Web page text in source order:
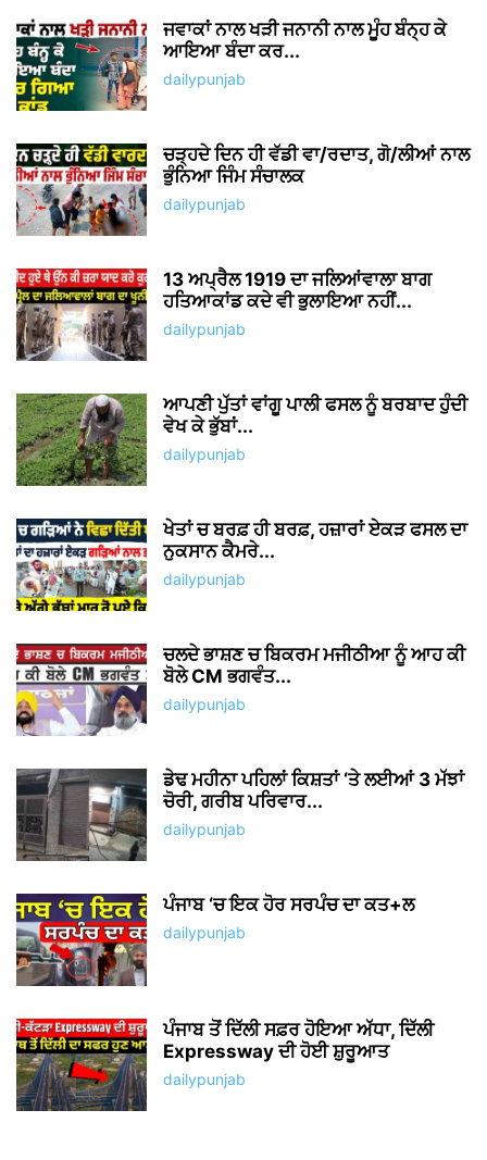
ਜਵਾਕਾਂ ਨਾਲ ਖੜੀ ਜਨਾਨੀ ਨਾਲ ਮੂੰਹ ਬੰਨ੍ਹ ਕੇ
ਆਇਆ ਬੰਦਾ ਕਰ...
dailypunjab
ਚੜ੍ਹਦੇ ਦਿਨ ਹੀ ਵੱਡੀ ਵਾ/ਰਦਾਤ, ਗੋ/ਲੀਆਂ ਨਾਲ
ਭੁੰਨਿਆ ਜਿੰਮ ਸੰਚਾਲਕ
dailypunjab
13 ਅਪ੍ਰੈਲ 1919 ਦਾ ਜਲਿਆਂਵਾਲਾ ਬਾਗ
ਹਤਿਆਕਾਂਡ ਕਦੇ ਵੀ ਭੁਲਾਇਆ ਨਹੀਂ...
dailypunjab
ਆਪਣੀ ਪੁੱਤਾਂ ਵਾਂਗੂ ਪਾਲੀ ਫਸਲ ਨੂੰ ਬਰਬਾਦ ਹੁੰਦੀ
ਵੇਖ ਕੇ ਭੁੱਬਾਂ...
dailypunjab
ਖੇਤਾਂ ਚ ਬਰਫ਼ ਹੀ ਬਰਫ਼, ਹਜ਼ਾਰਾਂ ਏਕੜ ਫਸਲ ਦਾ
ਨੁਕਸਾਨ ਕੈਮਰੇ...
dailypunjab
ਚਲਦੇ ਭਾਸ਼ਣ ਚ ਬਿਕਰਮ ਮਜੀਠੀਆ ਨੂੰ ਆਹ ਕੀ
ਬੋਲੇ CM ਭਗਵੰਤ...
dailypunjab
ਡੇਢ ਮਹੀਨਾ ਪਹਿਲਾਂ ਕਿਸ਼ਤਾਂ ‘ਤੇ ਲਈਆਂ 3 ਮੱਝਾਂ
ਚੋਰੀ, ਗਰੀਬ ਪਰਿਵਾਰ...
dailypunjab
ਪੰਜਾਬ ‘ਚ ਇਕ ਹੋਰ ਸਰਪੰਚ ਦਾ ਕਤ+ਲ
dailypunjab
ਪੰਜਾਬ ਤੋਂ ਦਿੱਲੀ ਸਫ਼ਰ ਹੋਇਆ ਅੱਧਾ, ਦਿੱਲੀ
Expressway ਦੀ ਹੋਈ ਸ਼ੁਰੂਆਤ
dailypunjab